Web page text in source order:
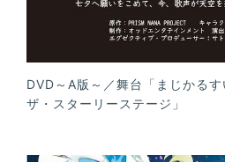
DVD～A版～／舞台「まじかる
ザ・スターリーステージ」